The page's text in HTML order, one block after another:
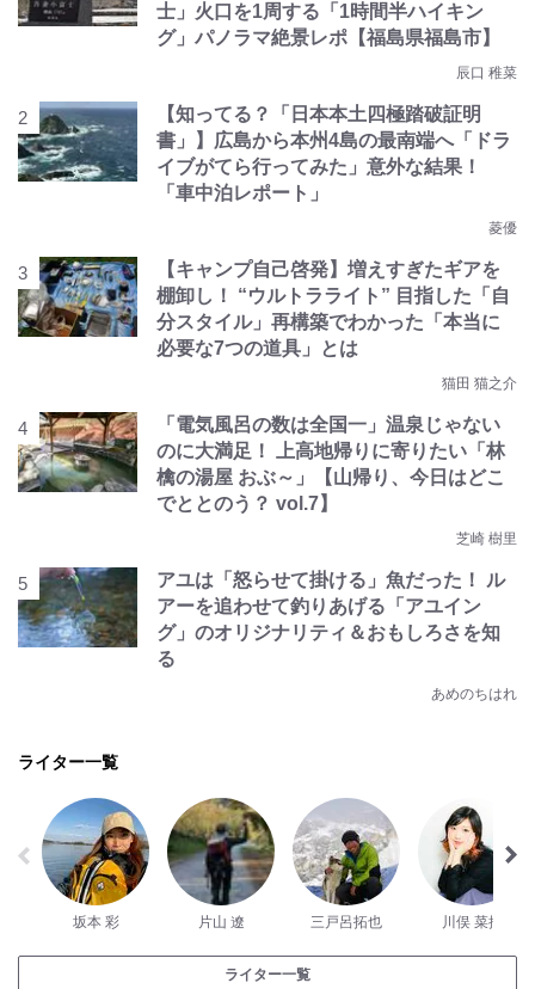
士」火口を1周する「1時間半ハイキン
グ」パノラマ絶景レポ【福島県福島市】
辰口 稚菜
【知ってる？「日本本土四極踏破証明
書」】広島から本州4島の最南端へ「ドラ
イブがてら行ってみた」意外な結果！
「車中泊レポート」
菱優
【キャンプ自己啓発】増えすぎたギアを
棚卸し！ “ウルトラライト” 目指した「自
分スタイル」再構築でわかった「本当に
必要な7つの道具」とは
猫田 猫之介
「電気風呂の数は全国一」温泉じゃない
のに大満足！ 上高地帰りに寄りたい「林
檎の湯屋 おぶ～」【山帰り、今日はどこ
でととのう？ vol.7】
芝崎 樹里
アユは「怒らせて掛ける」魚だった！ ル
アーを追わせて釣りあげる「アユイン
グ」のオリジナリティ＆おもしろさを知
る
あめのちはれ
ライター一覧
坂本 彩 片山 遼 三戸呂拓也 川俣 菜摘
ライター一覧